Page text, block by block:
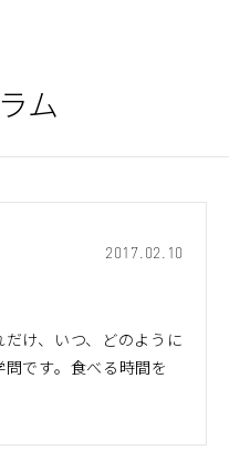
ム
2017.02.10
だけ、いつ、どのように
です。食べる時間を